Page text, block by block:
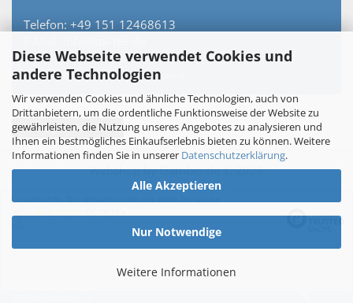
Diese Webseite verwendet Cookies und
andere Technologien
Wir verwenden Cookies und ähnliche Technologien, auch von
Drittanbietern, um die ordentliche Funktionsweise der Website zu
gewährleisten, die Nutzung unseres Angebotes zu analysieren und
Ihnen ein bestmögliches Einkaufserlebnis bieten zu können. Weitere
Informationen finden Sie in unserer Datenschutzerklärung.
Alle Akzeptieren
Nur Notwendige
Weitere Informationen
Telefon: +49 151 12468613
Persönlich erreichbar – keine Hotline.
Vertrag widerrufen
Webshopby Gambio.de © 2026
Ausgewählte Top-Bewertungen für www.toi-tee.de